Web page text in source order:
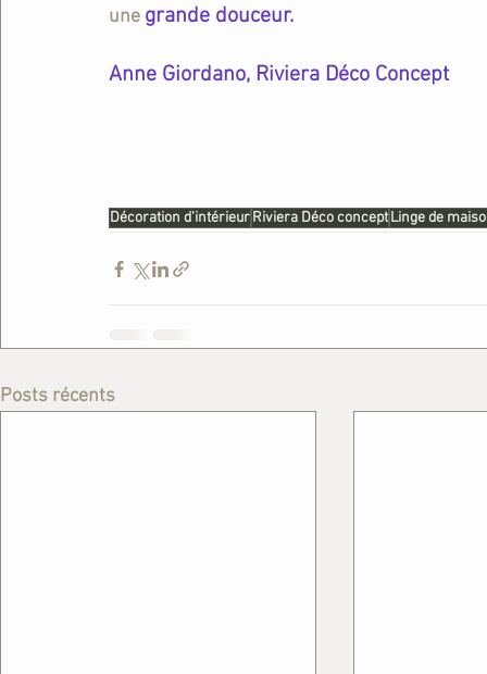
une grande douceur.
Anne Giordano, Riviera Déco Concept
Décoration d'intérieurRiviera Déco conceptLinge de
Posts récents